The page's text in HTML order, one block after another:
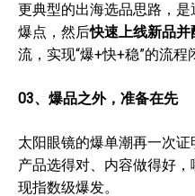
更典型的出海选品思路，
爆点，然后快速上线新品
流，实现“爆+快+稳”的流程
03、 爆品之外，准备在先
太阳眼镜的爆单潮再一次证
产品选得对、内容做得好
现指数级爆发。